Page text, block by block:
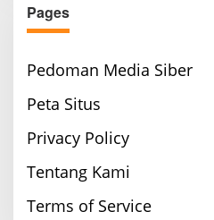
Pages
Pedoman Media Siber
Peta Situs
Privacy Policy
Tentang Kami
Terms of Service